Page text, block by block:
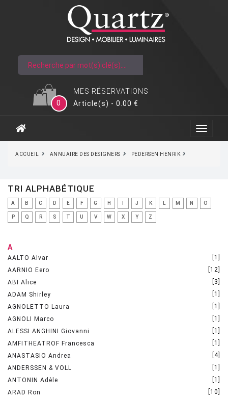
MES RÉSERVATIONS
0
Article(s) - 0.00 €
ACCUEIL ANNUAIRE DES DESIGNERS PEDERSEN HENRIK
TRI ALPHABÉTIQUE
A B C D E F G H J K M N O
P Q R S T U V W X Y Z
A
AALTO Alvar
[1]
AARNIO Eero
[12]
ABI Alice
[3]
ADAM Shirley
[1]
AGNOLETTO Laura
[1]
AGNOLI Marco
[1]
ALESSI ANGHINI Giovanni
[1]
AMFITHEATROF Francesca
[1]
ANASTASIO Andrea
[4]
ANDERSSEN & VOLL
[1]
ANTONIN Adèle
[1]
ARAD Ron
[10]